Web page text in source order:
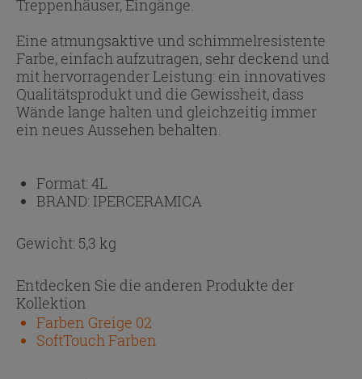
Treppenhäuser, Eingänge.
Eine atmungsaktive und schimmelresistente
Farbe, einfach aufzutragen, sehr deckend und
mit hervorragender Leistung: ein innovatives
Qualitätsprodukt und die Gewissheit, dass
Wände lange halten und gleichzeitig immer
ein neues Aussehen behalten.
Format:4L
BRAND: IPERCERAMICA
Gewicht: 5,3 kg
Entdecken Sie die anderen Produkte der
Kollektion
Farben Greige 02
SoftTouch Farben